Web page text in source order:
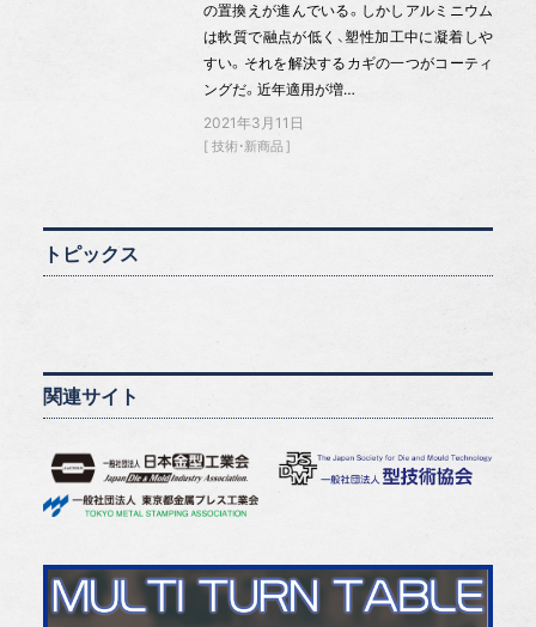
の置換えが進んでいる。しかしアルミニウム
は軟質で融点が低く、塑性加工中に凝着しや
すい。それを解決するカギの一つがコーティ
ングだ。近年適用が増…
2021年3月11日
技術・新商品
トピックス
関連サイト